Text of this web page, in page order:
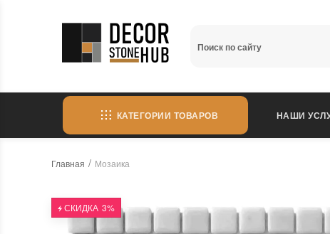
КАТЕГОРИИ ТОВАРОВ НАШИ
Главная Мозаика
СКИДКА 3%